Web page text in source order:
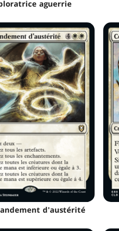
aguerrie
d'austérité